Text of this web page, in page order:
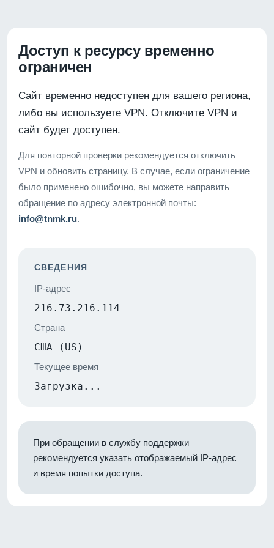
Доступ к ресурсу временно
ограничен
Сайт временно недоступен для вашего региона,
либо вы используете VPN. Отключите VPN и
сайт будет доступен.
Для повторной проверки рекомендуется отключить
VPN и обновить страницу. В случае, если ограничение
было применено ошибочно, вы можете направить
обращение по адресу электронной почты:
info@tnmk.ru.
СВЕДЕНИЯ
IP-адрес
216.73.216.114
Страна
США (US)
Текущее время
Загрузка...
При обращении в службу поддержки
рекомендуется указать отображаемый IP-адрес
и время попытки доступа.